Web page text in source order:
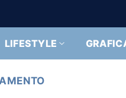
LIFESTYLE